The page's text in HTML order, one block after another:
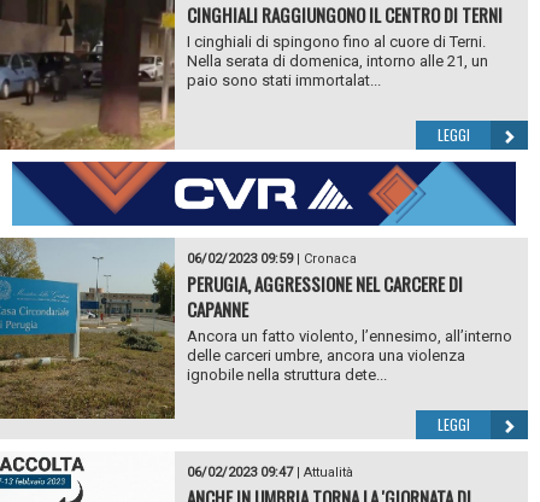
CINGHIALI RAGGIUNGONO IL CENTRO DI TERNI
I cinghiali di spingono fino al cuore di Terni.
Nella serata di domenica, intorno alle 21, un
paio sono stati immortalat...
LEGGI
06/02/2023 09:59| Cronaca
PERUGIA, AGGRESSIONE NEL CARCERE DI
CAPANNE
Ancora un fatto violento, l’ennesimo, all’interno
delle carceri umbre, ancora una violenza
ignobile nella struttura dete...
LEGGI
06/02/2023 09:47| Attualità